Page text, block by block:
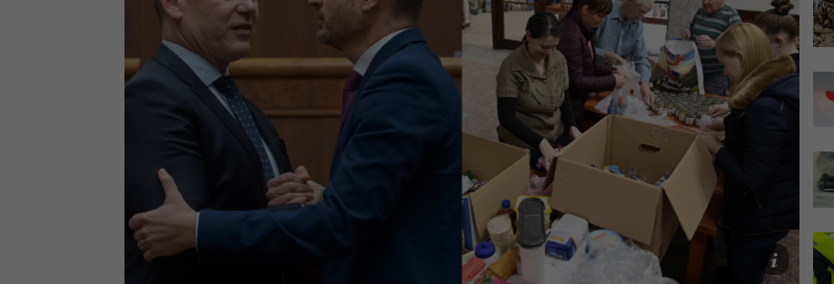
Minister
vnútra
Roman
Mikulec
a
balenie
ukrajinských
TASR/Roman
Hanc,
Martin
Baumann